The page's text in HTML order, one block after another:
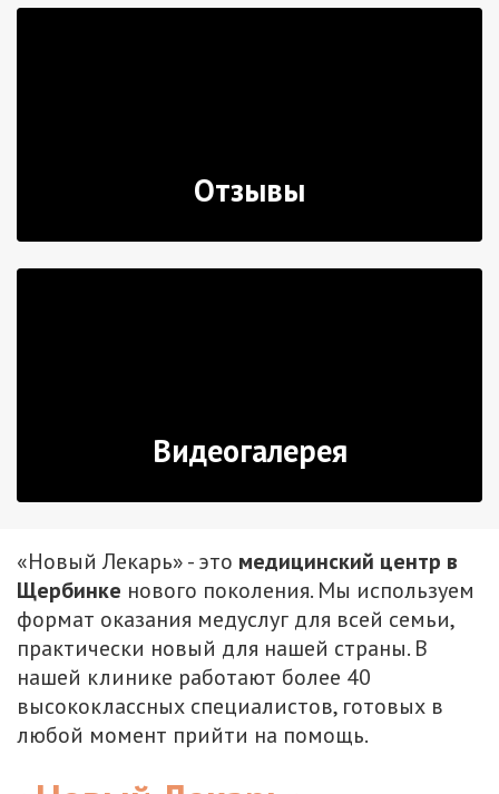
Отзывы
Видеогалерея
«Новый Лекарь» - это медицинский центр в
Щербинке нового поколения. Мы используем
формат оказания медуслуг для всей семьи,
практически новый для нашей страны. В
нашей клинике работают более 40
высококлассных специалистов, готовых в
любой момент прийти на помощь.